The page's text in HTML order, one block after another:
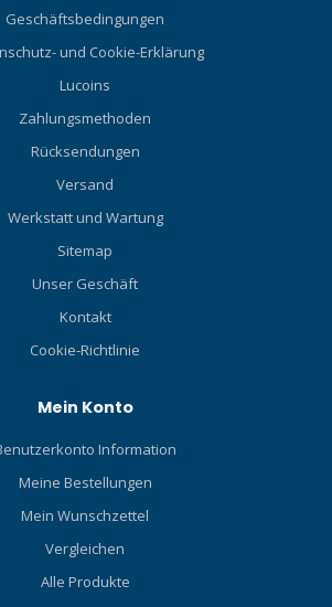
Geschäftsbedingungen
und Cookie-Erklärung
Lucoins
Zahlungsmethoden
Rücksendungen
Versand
Werkstatt und Wartung
Sitemap
Unser Geschäft
Kontakt
Cookie-Richtlinie
Mein Konto
Information
Meine Bestellungen
Mein Wunschzettel
Vergleichen
Alle Produkte